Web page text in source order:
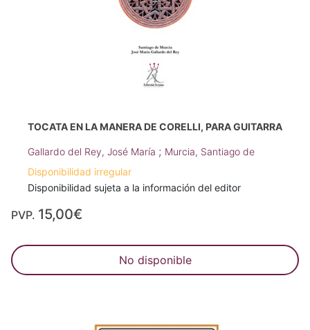
TOCATA EN LA MANERA DE CORELLI, PARA GUITARRA
Gallardo del Rey, José María ; Murcia, Santiago de
Disponibilidad irregular
Disponibilidad sujeta a la información del editor
PVP. 15,00€
No disponible